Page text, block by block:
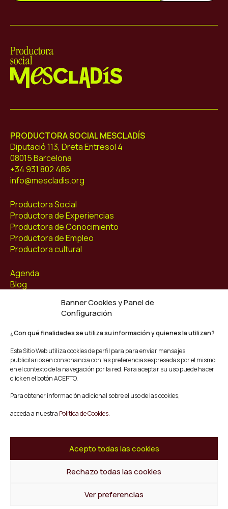
Banner Cookies y Panel de
Configuración
¿Con qué finalidades se utiliza su información y quienes la utilizan?
Este Sitio Web utiliza cookies de perfil para para enviar mensajes
publicitarios en consonancia con las preferencias expresadas por el mismo
en el contexto de la navegación por la red. Para aceptar su uso puede hacer
click en el botón ACEPTO.
Para obtener información adicional sobre el uso de las cookies,
acceda a nuestra Política de Cookies.
Acepto todas las cookies
Rechazo todas las cookies
Ver preferencias
PRODUCTORA SOCIAL MESCLADÍS
Diputació 113, Dreta Entresol 4
08015 Barcelona
+34 931 802 486
info@mescladis.org
Productora Social
Productora de Experiencias
Productora de Conocimiento
Productora de Empleo
Productora cultural
Agenda
Blog
Facebook
Youtube
Twitter/X
© Mescladís 2026
Aviso legal
Términos y Condiciones de Compra
Canal de Denuncias